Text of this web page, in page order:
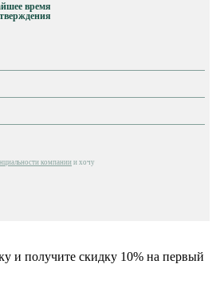
время
компании и хочу
и получите скидку 10% на первый